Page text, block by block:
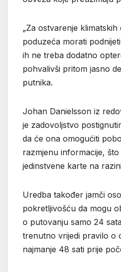
„Za ostvarenje
poduzeća morati
ih ne treba dodatno
pohvalivši pritom jasno
putnika.
Johan Danielsson iz
je zadovoljstvo
da će ona omogućiti
razmjenu informacije,
jedinstvene karte na
Uredba također jamči
pokretljivošću da mogu
o putovanju samo 24
trenutno vrijedi pravilo o
najmanje 48 sati prije